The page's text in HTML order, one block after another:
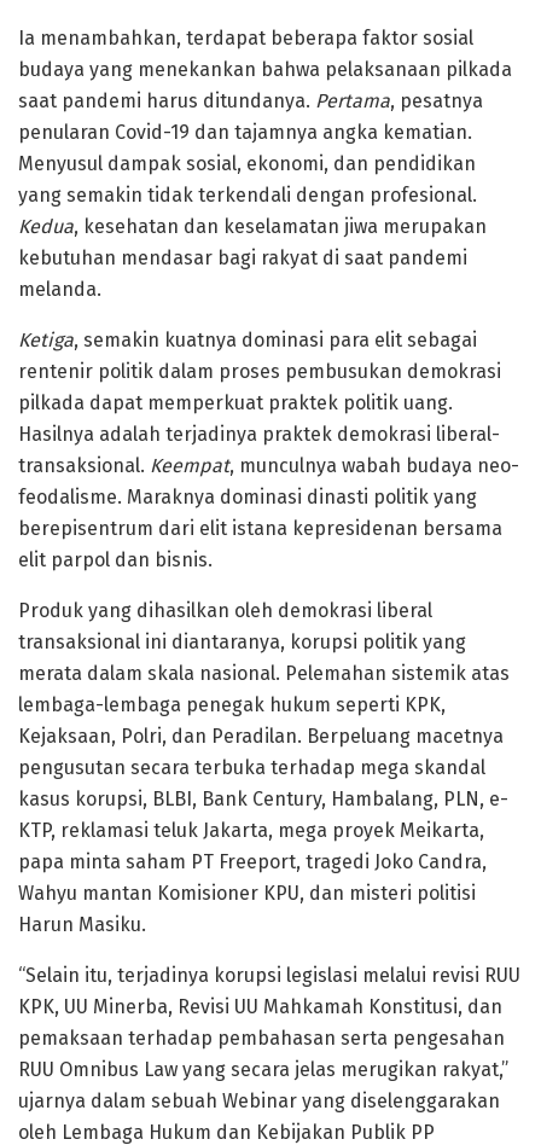
Ia menambahkan, terdapat beberapa faktor sosial
budaya yang menekankan bahwa pelaksanaan pilkada
saat pandemi harus ditundanya. Pertama, pesatnya
penularan Covid-19 dan tajamnya angka kematian.
Menyusul dampak sosial, ekonomi, dan pendidikan
yang semakin tidak terkendali dengan profesional.
Kedua, kesehatan dan keselamatan jiwa merupakan
kebutuhan mendasar bagi rakyat di saat pandemi
melanda.
Ketiga, semakin kuatnya dominasi para elit sebagai
rentenir politik dalam proses pembusukan demokrasi
pilkada dapat memperkuat praktek politik uang.
Hasilnya adalah terjadinya praktek demokrasi liberal-
transaksional. Keempat, munculnya wabah budaya neo-
feodalisme. Maraknya dominasi dinasti politik yang
berepisentrum dari elit istana kepresidenan bersama
elit parpol dan bisnis.
Produk yang dihasilkan oleh demokrasi liberal
transaksional ini diantaranya, korupsi politik yang
merata dalam skala nasional. Pelemahan sistemik atas
lembaga-lembaga penegak hukum seperti KPK,
Kejaksaan, Polri, dan Peradilan. Berpeluang macetnya
pengusutan secara terbuka terhadap mega skandal
kasus korupsi, BLBI, Bank Century, Hambalang, PLN, e-
KTP, reklamasi teluk Jakarta, mega proyek Meikarta,
papa minta saham PT Freeport, tragedi Joko Candra,
Wahyu mantan Komisioner KPU, dan misteri politisi
Harun Masiku.
“Selain itu, terjadinya korupsi legislasi melalui revisi RUU
KPK, UU Minerba, Revisi UU Mahkamah Konstitusi, dan
pemaksaan terhadap pembahasan serta pengesahan
RUU Omnibus Law yang secara jelas merugikan rakyat,”
ujarnya dalam sebuah Webinar yang diselenggarakan
oleh Lembaga Hukum dan Kebijakan Publik PP